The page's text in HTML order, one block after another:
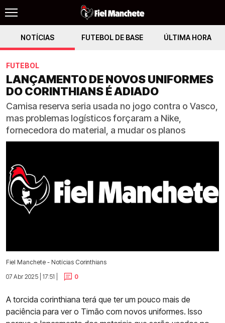
NOTÍCIAS FUTEBOL DE BASE ÚLTIMA HORA
FUTEBOL
LANÇAMENTO DE NOVOS UNIFORMES
DO CORINTHIANS É ADIADO
Camisa reserva seria usada no jogo contra o Vasco,
mas problemas logísticos forçaram a Nike,
fornecedora do material, a mudar os planos
Fiel Manchete - Notícias Corinthians
07 Abr 2025 | 17:51 |
0
A torcida corinthiana terá que ter um pouco mais de
paciência para ver o Timão com novos uniformes. Isso